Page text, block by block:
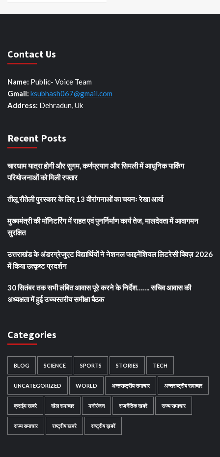
Contact Us
Name: Public- Voice Team
Gmail: ksubhash067@gmail.com
Address: Dehradun, Uk
Recent Posts
चारधाम यात्रा होगी और सुगम, कर्णप्रयाग और सिमली में आधुनिक पार्किंग
परियोजनाओं को मिली रफ्तार
तीलू रौतेली पुरस्कार के लिए 13 वीरांगनाओं का चयनः रेखा आर्या
मुख्यमंत्री की मॉनिटरिंग में राहत एवं पुनर्निर्माण कार्य तेज, मालदेवता में आवागमन
सुरक्षित
उत्तराखंड के अंडरग्रेजुएट विद्यार्थियों ने नेशनल फाइनेंशियल लिटरेसी क्विज़ 2026
में किया उत्कृष्ट प्रदर्शन
30 सितंबर तक सभी लंबित आवास पूरे करने के निर्देश……. सचिव आवास की
अध्यक्षता में हुई उच्चस्तरीय समीक्षा बैठक
Categories
BLOG SCIENCE SPORTS STORIES TECH
UNCATEGORIZED WORLD अन्तराष्ट्रीय समाचार अन्तराष्ट्रीय समाचार
क्राईम खबरे खेल समाचार मनोरंजन राजनैतिक खबरे राज्य समाचार
राज्य समाचार राष्ट्रीय खबरे राष्ट्रीय ख़बरें